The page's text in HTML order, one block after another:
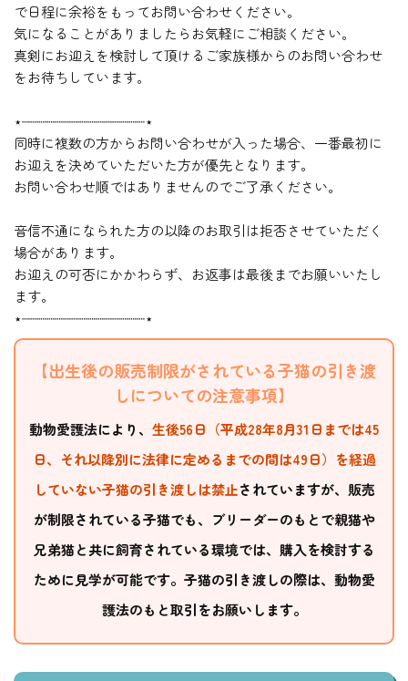
で日程に余裕をもってお問い合わせください。
気になることがありましたらお気軽にご相談ください。
真剣にお迎えを検討して頂けるご家族様からのお問い合わせ
をお待ちしています。
⋆┈┈┈┈┈┈┈┈┈┈┈┈┈┈┈⋆
同時に複数の方からお問い合わせが入った場合、一番最初に
お迎えを決めていただいた方が優先となります。
お問い合わせ順ではありませんのでご了承ください。
音信不通になられた方の以降のお取引は拒否させていただく
場合があります。
お迎えの可否にかかわらず、お返事は最後までお願いいたし
ます。
⋆┈┈┈┈┈┈┈┈┈┈┈┈┈┈┈⋆
【出生後の販売制限がされている子猫の引き渡
しについての注意事項】
動物愛護法により、 生後56日（平成28年8月31日までは45
日、それ以降別に法律に定めるまでの間は49日）を経過
していない子猫の引き渡しは禁止されていますが、販売
が制限されている子猫でも、ブリーダーのもとで親猫や
兄弟猫と共に飼育されている環境では、購入を検討する
ために見学が可能です。子猫の引き渡しの際は、動物愛
護法のもと取引をお願いします。